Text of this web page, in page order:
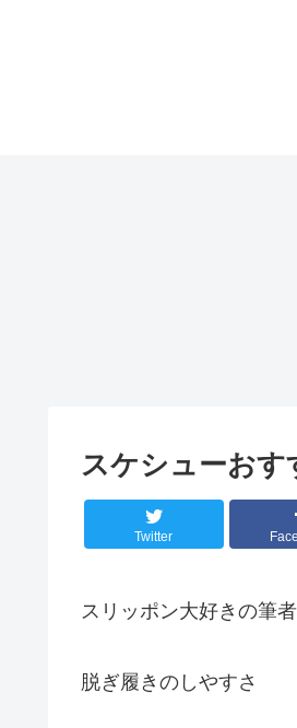
スケシューおす
Twitter
スリッポン大好きの筆者
脱ぎ履きのしやすさ